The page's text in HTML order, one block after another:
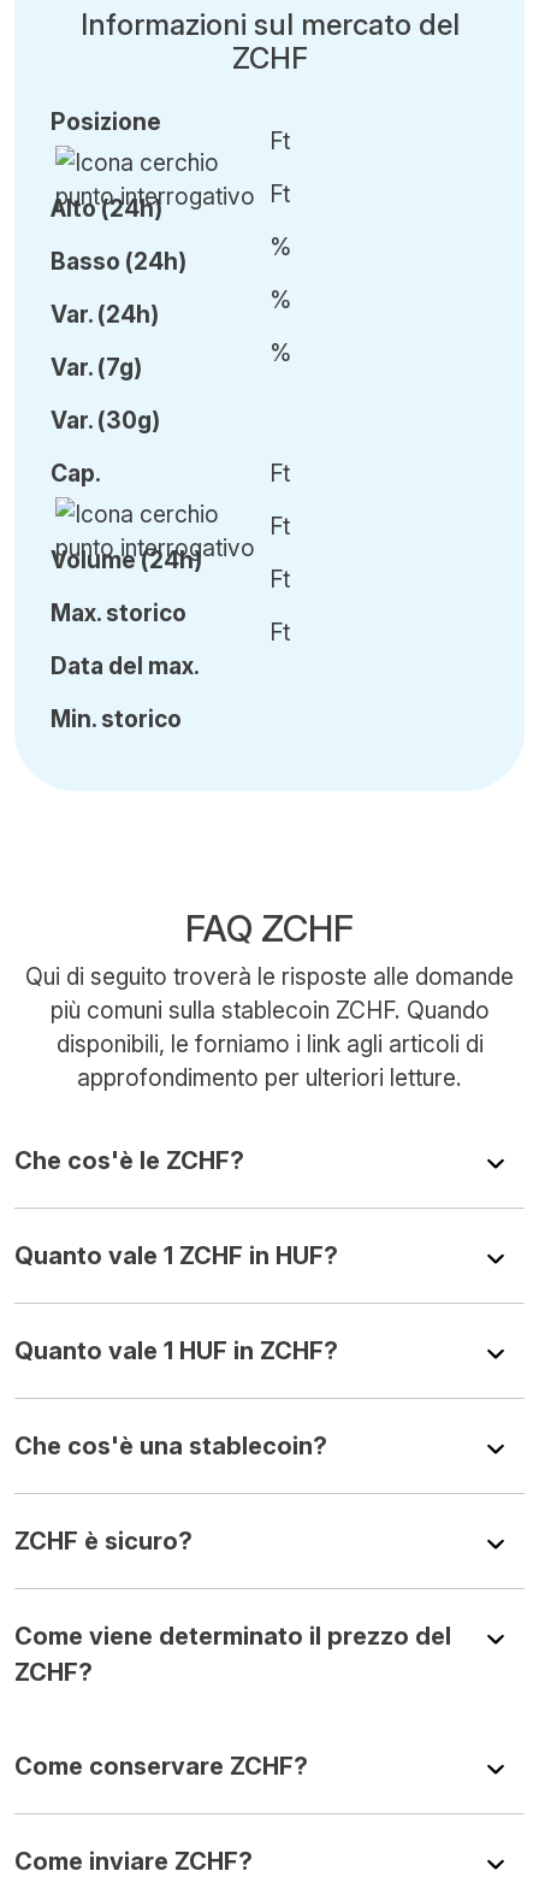
Informazioni sul mercato del
ZCHF
Posizione
Alto (24h)
Basso (24h)
Var. (24h)
Var. (7g)
Var. (30g)
Ft
Ft
%
%
%
Cap.
Volume (24h)
Max. storico
Data del max.
Min. storico
Ft
Ft
Ft
Ft
FAQ ZCHF
Qui di seguito troverà le risposte alle domande
più comuni sulla stablecoin ZCHF. Quando
disponibili, le forniamo i link agli articoli di
approfondimento per ulteriori letture.
Che cos'è le ZCHF?
Quanto vale 1 ZCHF in HUF?
Quanto vale 1 HUF in ZCHF?
Che cos'è una stablecoin?
ZCHF è sicuro?
Come viene determinato il prezzo del
ZCHF?
Come conservare ZCHF?
Come inviare ZCHF?